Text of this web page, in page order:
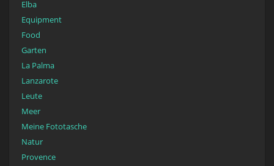
Elba
Equipment
Food
Garten
La Palma
Lanzarote
Leute
Meer
Meine Fototasche
Natur
Provence